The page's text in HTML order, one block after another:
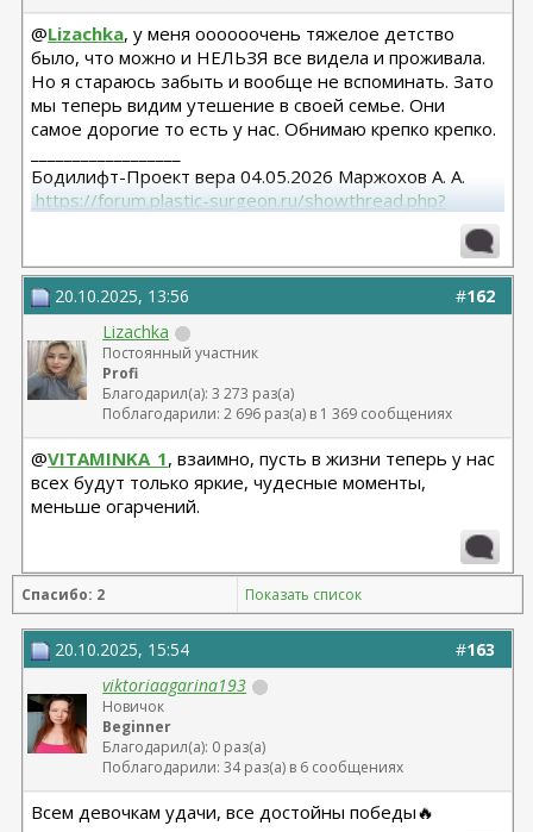
@Lizachka, у меня оооооочень тяжелое детство
было, что можно и НЕЛЬЗЯ все видела и проживала.
Но я стараюсь забыть и вообще не вспоминать. Зато
мы теперь видим утешение в своей семье. Они
самое дорогие то есть у нас. Обнимаю крепко крепко.
Бодилифт-Проект вера 04.05.2026 Маржохов А. А.
https://forum.plastic-surgeon.ru/showthread.php?
Грудь - ментор 325 сс+ высокий профиль.База 11,5 от
06.04.2023
Липосакция подбородка 18.12.2023
#162
20.10.2025, 13:56
Lizachka
Постоянный участник
Profi
Благодарил(а): 3 273 раз(а)
Поблагодарили: 2 696 раз(а) в 1 369 сообщениях
@VITAMINKA_1, взаимно, пусть в жизни теперь у нас
всех будут только яркие, чудесные моменты,
меньше огарчений.
Спасибо: 2 Показать список
#163
20.10.2025, 15:54
viktoriaagarina193
Новичок
Beginner
Благодарил(а): 0 раз(а)
Поблагодарили: 34 раз(а) в 6 сообщениях
Всем девочкам удачи, все достойны победы🔥